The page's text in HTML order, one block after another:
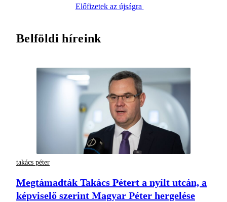
Előfizetek az újságra
Belföldi híreink
takács péter
Megtámadták Takács Pétert a nyílt utcán, a
képviselő szerint Magyar Péter hergelése